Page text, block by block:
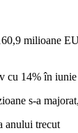
milioane
cu 14% în
s-a
anului trecut